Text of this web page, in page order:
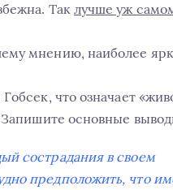
Таклучше уж
мнению, наиболее
что означает
Запишите основные
сострадания в своем
предположить, что